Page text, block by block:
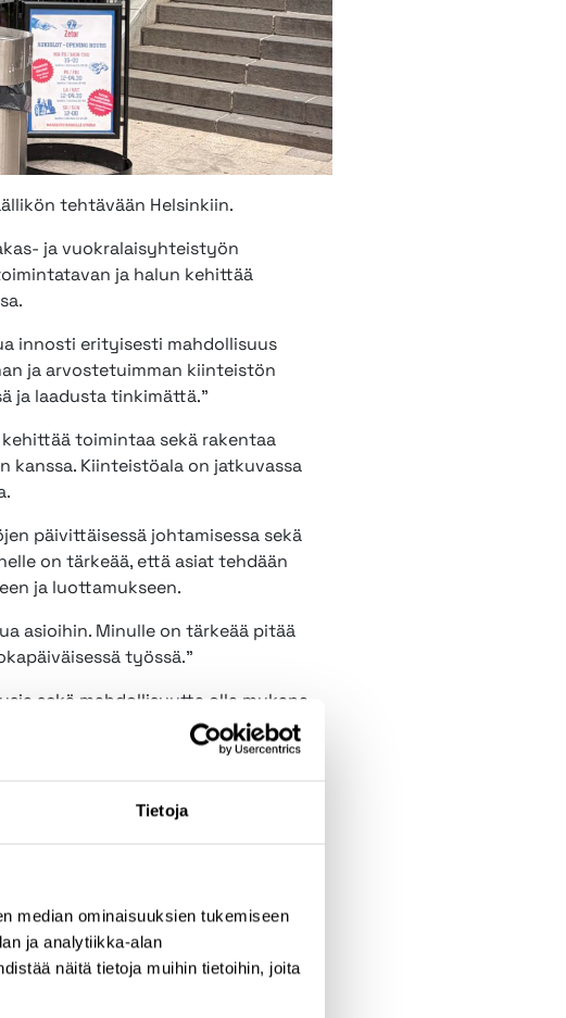
Tietoja
median ominaisuuksien tukemiseen
ja analytiikka-alan
näitä tietoja muihin tietoihin, joita
tehtävään Helsinkiin.
ja vuokralaisyhteistyön
ja halun kehittää
innosti erityisesti mahdollisuus
ja arvostetuimman kiinteistön
ja laadusta tinkimättä.”
toimintaa sekä rakentaa
Kiinteistöala on jatkuvassa
päivittäisessä johtamisessa sekä
on tärkeää, että asiat tehdään
ja luottamukseen.
asioihin. Minulle on tärkeää pitää
työssä.”
sekä mahdollisuutta olla mukana
tiimiä!